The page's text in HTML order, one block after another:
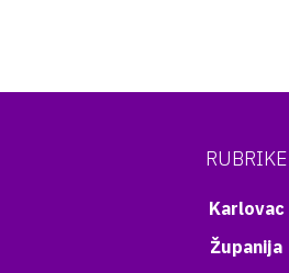
RUBRIKE
Karlovac
Županija